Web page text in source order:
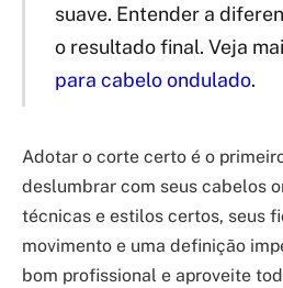
suave. Entender a
o resultado final. Veja
para cabelo ondulado.
Adotar o corte certo é o
deslumbrar com seus cabelos
técnicas e estilos certos, seus
movimento e uma definição
bom profissional e aproveite